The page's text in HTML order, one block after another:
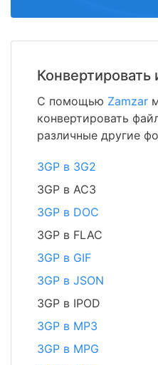
Конвертировать
С помощью Zamzar
конвертировать
различные другие
3GP в 3G2
3GP в AC3
3GP в DOC
3GP в FLAC
3GP в GIF
3GP в JSON
3GP в IPOD
3GP в MP3
3GP в MPG